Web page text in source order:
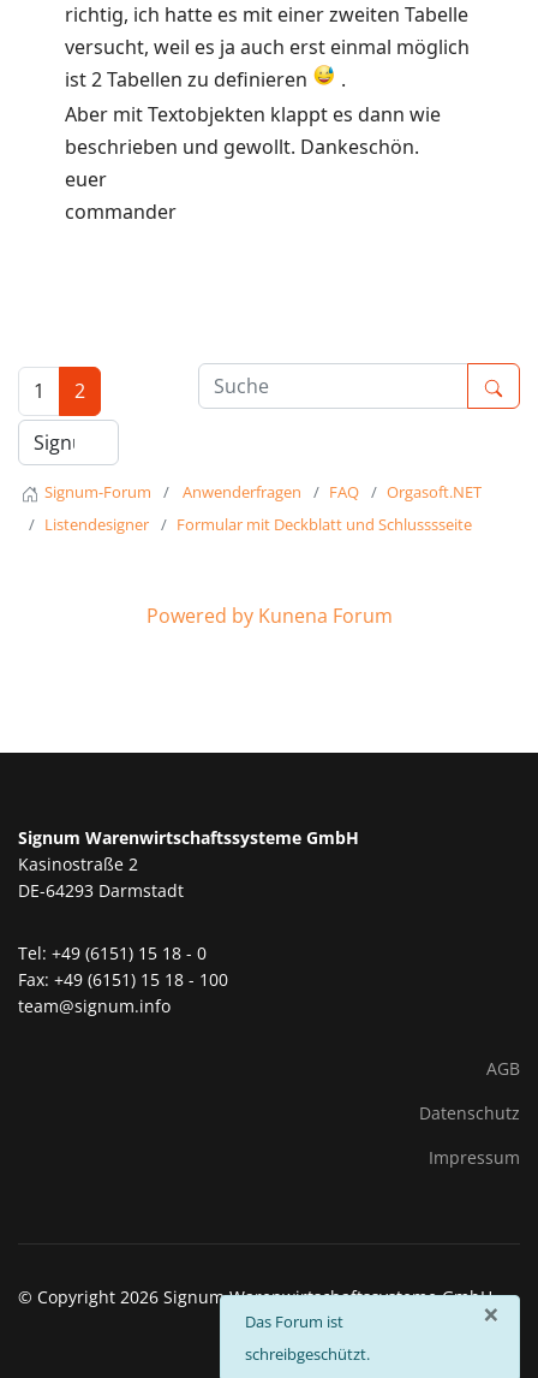
×
info
Das Forum ist
schreibgeschützt.
richtig, ich hatte es mit einer zweiten Tabelle
versucht, weil es ja auch erst einmal möglich
ist 2 Tabellen zu definieren
.
Aber mit Textobjekten klappt es dann wie
beschrieben und gewollt. Dankeschön.
euer
commander
1 2
Signum-Forum Anwenderfragen FAQ
Orgasoft.NET
Listendesigner
Formular mit Deckblatt und Schlusssseite
Powered by Kunena Forum
Signum Warenwirtschaftssysteme GmbH
Kasinostraße 2
DE-64293 Darmstadt
Tel: +49 (6151) 15 18 - 0
Fax: +49 (6151) 15 18 - 100
team@signum.info
AGB
Datenschutz
Impressum
© Copyright 2026 Signum Warenwirtschaftssysteme GmbH